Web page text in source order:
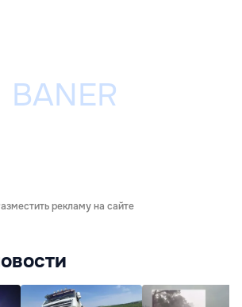
рекламу на сайте